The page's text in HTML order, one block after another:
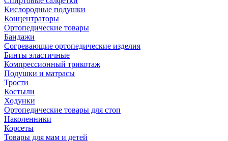
Кислородные подушки
Концентраторы
Ортопедические товары
Бандажи
Согревающие ортопедические изделия
Бинты эластичные
Компрессионный трикотаж
Подушки и матрасы
Трости
Костыли
Ходунки
Ортопедические товары для стоп
Наколенники
Корсеты
Товары для мам и детей